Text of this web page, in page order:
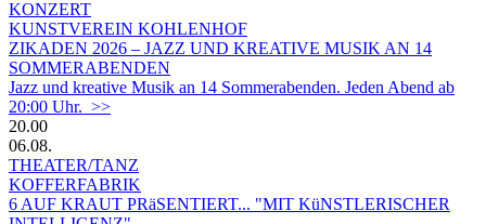
KONZERT
KUNSTVEREIN KOHLENHOF
ZIKADEN 2026 – JAZZ UND KREATIVE MUSIK AN 14
SOMMERABENDEN
Jazz und kreative Musik an 14 Sommerabenden. Jeden Abend ab
20:00 Uhr. >>
20.00
06.08.
THEATER/TANZ
KOFFERFABRIK
6 AUF KRAUT PRäSENTIERT... "MIT KüNSTLERISCHER